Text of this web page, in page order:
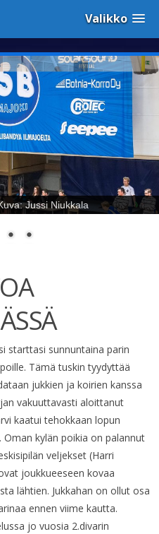
Valikko
Jussi Niukkala
starttasi sunnuntaina parin
Tämä tuskin tyydyttää
jukkien ja koirien kanssa
vakuuttavasti aloittanut
kaatui tehokkaan lopun
kylän poikia on palannut
veljekset (Harri
joukkueeseen kovaa
lähtien. Jukkahan on ollut osa
ennen viime kautta.
jo vuosia 2.divarin